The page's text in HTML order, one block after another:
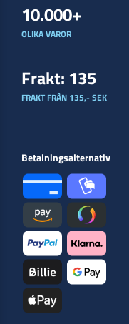
10.000+
OLIKA VAROR
Frakt: 135
FRAKT FRÅN 135,- SEK
Betalningsalternativ